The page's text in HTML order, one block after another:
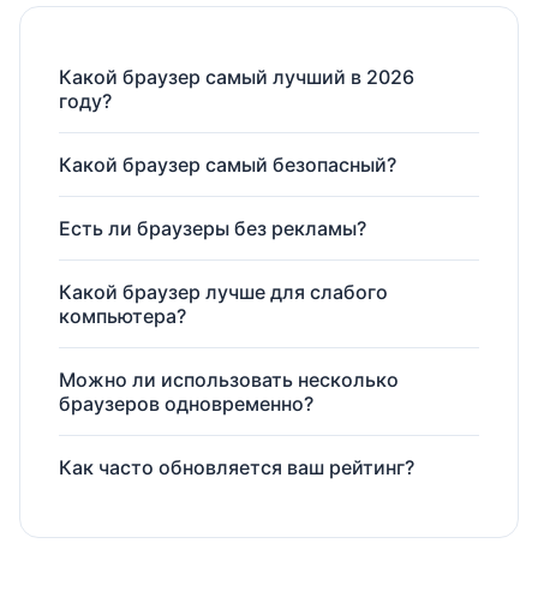
Какой браузер самый лучший в 2026
году?
Какой браузер самый безопасный?
Есть ли браузеры без рекламы?
Какой браузер лучше для слабого
компьютера?
Можно ли использовать несколько
браузеров одновременно?
Как часто обновляется ваш рейтинг?